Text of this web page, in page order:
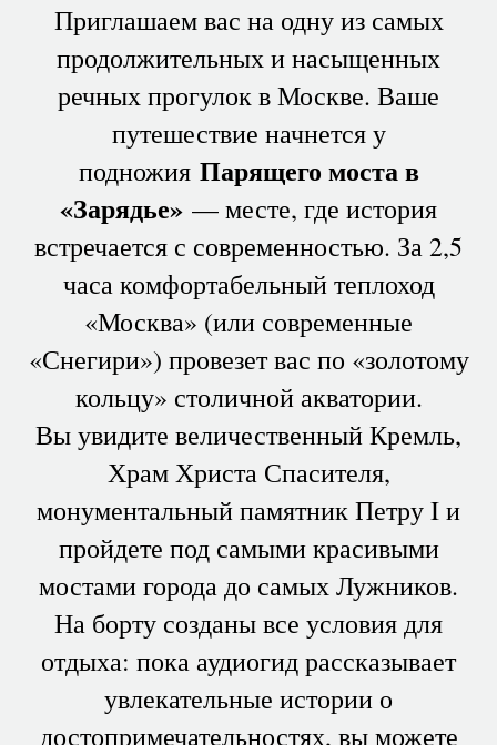
Приглашаем вас на одну из самых
продолжительных и насыщенных
речных прогулок в Москве. Ваше
путешествие начнется у
подножия Парящего моста в
«Зарядье» — месте, где история
встречается с современностью. За 2,5
часа комфортабельный теплоход
«Москва» (или современные
«Снегири») провезет вас по «золотому
кольцу» столичной акватории.
Вы увидите величественный Кремль,
Храм Христа Спасителя,
монументальный памятник Петру I и
пройдете под самыми красивыми
мостами города до самых Лужников.
На борту созданы все условия для
отдыха: пока аудиогид рассказывает
увлекательные истории о
достопримечательностях, вы можете